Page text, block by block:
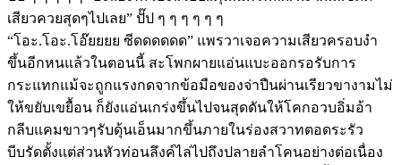
เสียวควยสุดๆไปเลย” ปั๊ป ๆ ๆ ๆ ๆ ๆ ๆ
“โอะ.โอะ.โอ๊ยยยย ซีดดดดดด” แพรวาเจอความเสียวครอบงำ
ขึ้นอีกหนแล้วในตอนนี้ สะโพกผายแอ่นแบะออกรอรับการ
กระแทกแม้จะถูกแรงกดจากข้อมือของจ่าปืนผ่านเรียวขางามไม่
ให้ขยับเขยื้อน ก็ยังแอ่นเกร่งขึ้นไปจนสุดดันให้โคกอวบอิ่มอ้า
กลีบแคมขาวๆรับดุ้นเอ็นมากขึ้นภายในร่องสวาทตอดระรัว
บีบรัดตั้งแต่ส่วนหัวท่อนลึงค์ไล่ไปถึงปลายลำโคนอย่างต่อเนื่อง